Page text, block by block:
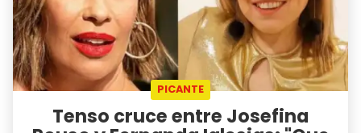
PICANTE
Tenso cruce entre Josefina